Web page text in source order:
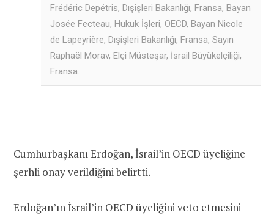
Frédéric Depétris, Dışişleri Bakanlığı, Fransa, Bayan
Josée Fecteau, Hukuk İşleri, OECD, Bayan Nicole
de Lapeyrière, Dışişleri Bakanlığı, Fransa, Sayın
Raphaël Morav, Elçi Müsteşar, İsrail Büyükelçiliği,
Fransa.
Cumhurbaşkanı Erdoğan, İsrail’in OECD üyeliğine
şerhli onay verildiğini belirtti.
Erdoğan’ın İsrail’in OECD üyeliğini veto etmesini